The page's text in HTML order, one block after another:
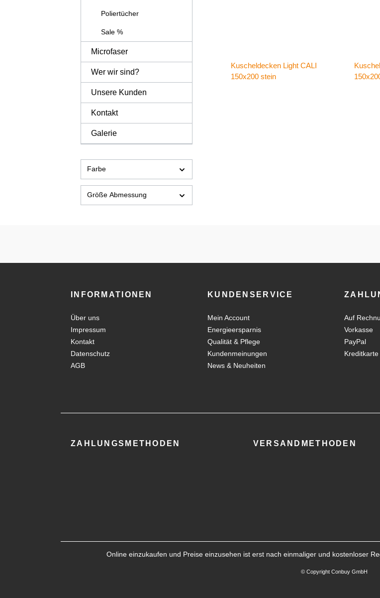
Poliertücher
Sale %
Microfaser
Wer wir sind?
Unsere Kunden
Kontakt
Galerie
Farbe
Größe Abmessung
Kuscheldecken Light CALI
150x200 stein
INFORMATIONEN
Über uns
Impressum
Kontakt
Datenschutz
AGB
KUNDENSERVICE
Mein Account
Energieersparnis
Qualität & Pflege
Kundenmeinungen
News & Neuheiten
Auf
Vorkasse
PayPal
Kreditkarte
ZAHLUNGSMETHODEN VERSANDMETHODEN
Online einzukaufen und Preise einzusehen ist erst nach einmaliger und kostenloser
© Copyright Conbuy GmbH